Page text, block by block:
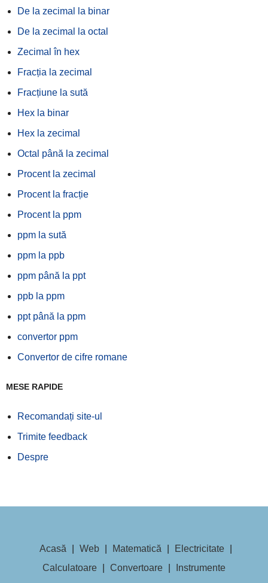
De la zecimal la binar
De la zecimal la octal
Zecimal în hex
Fracția la zecimal
Fracțiune la sută
Hex la binar
Hex la zecimal
Octal până la zecimal
Procent la zecimal
Procent la fracție
Procent la ppm
ppm la sută
ppm la ppb
ppm până la ppt
ppb la ppm
ppt până la ppm
convertor ppm
Convertor de cifre romane
MESE RAPIDE
Recomandați site-ul
Trimite feedback
Despre
Acasă Web Matematică Electricitate
Calculatoare
Convertoare Instrumente